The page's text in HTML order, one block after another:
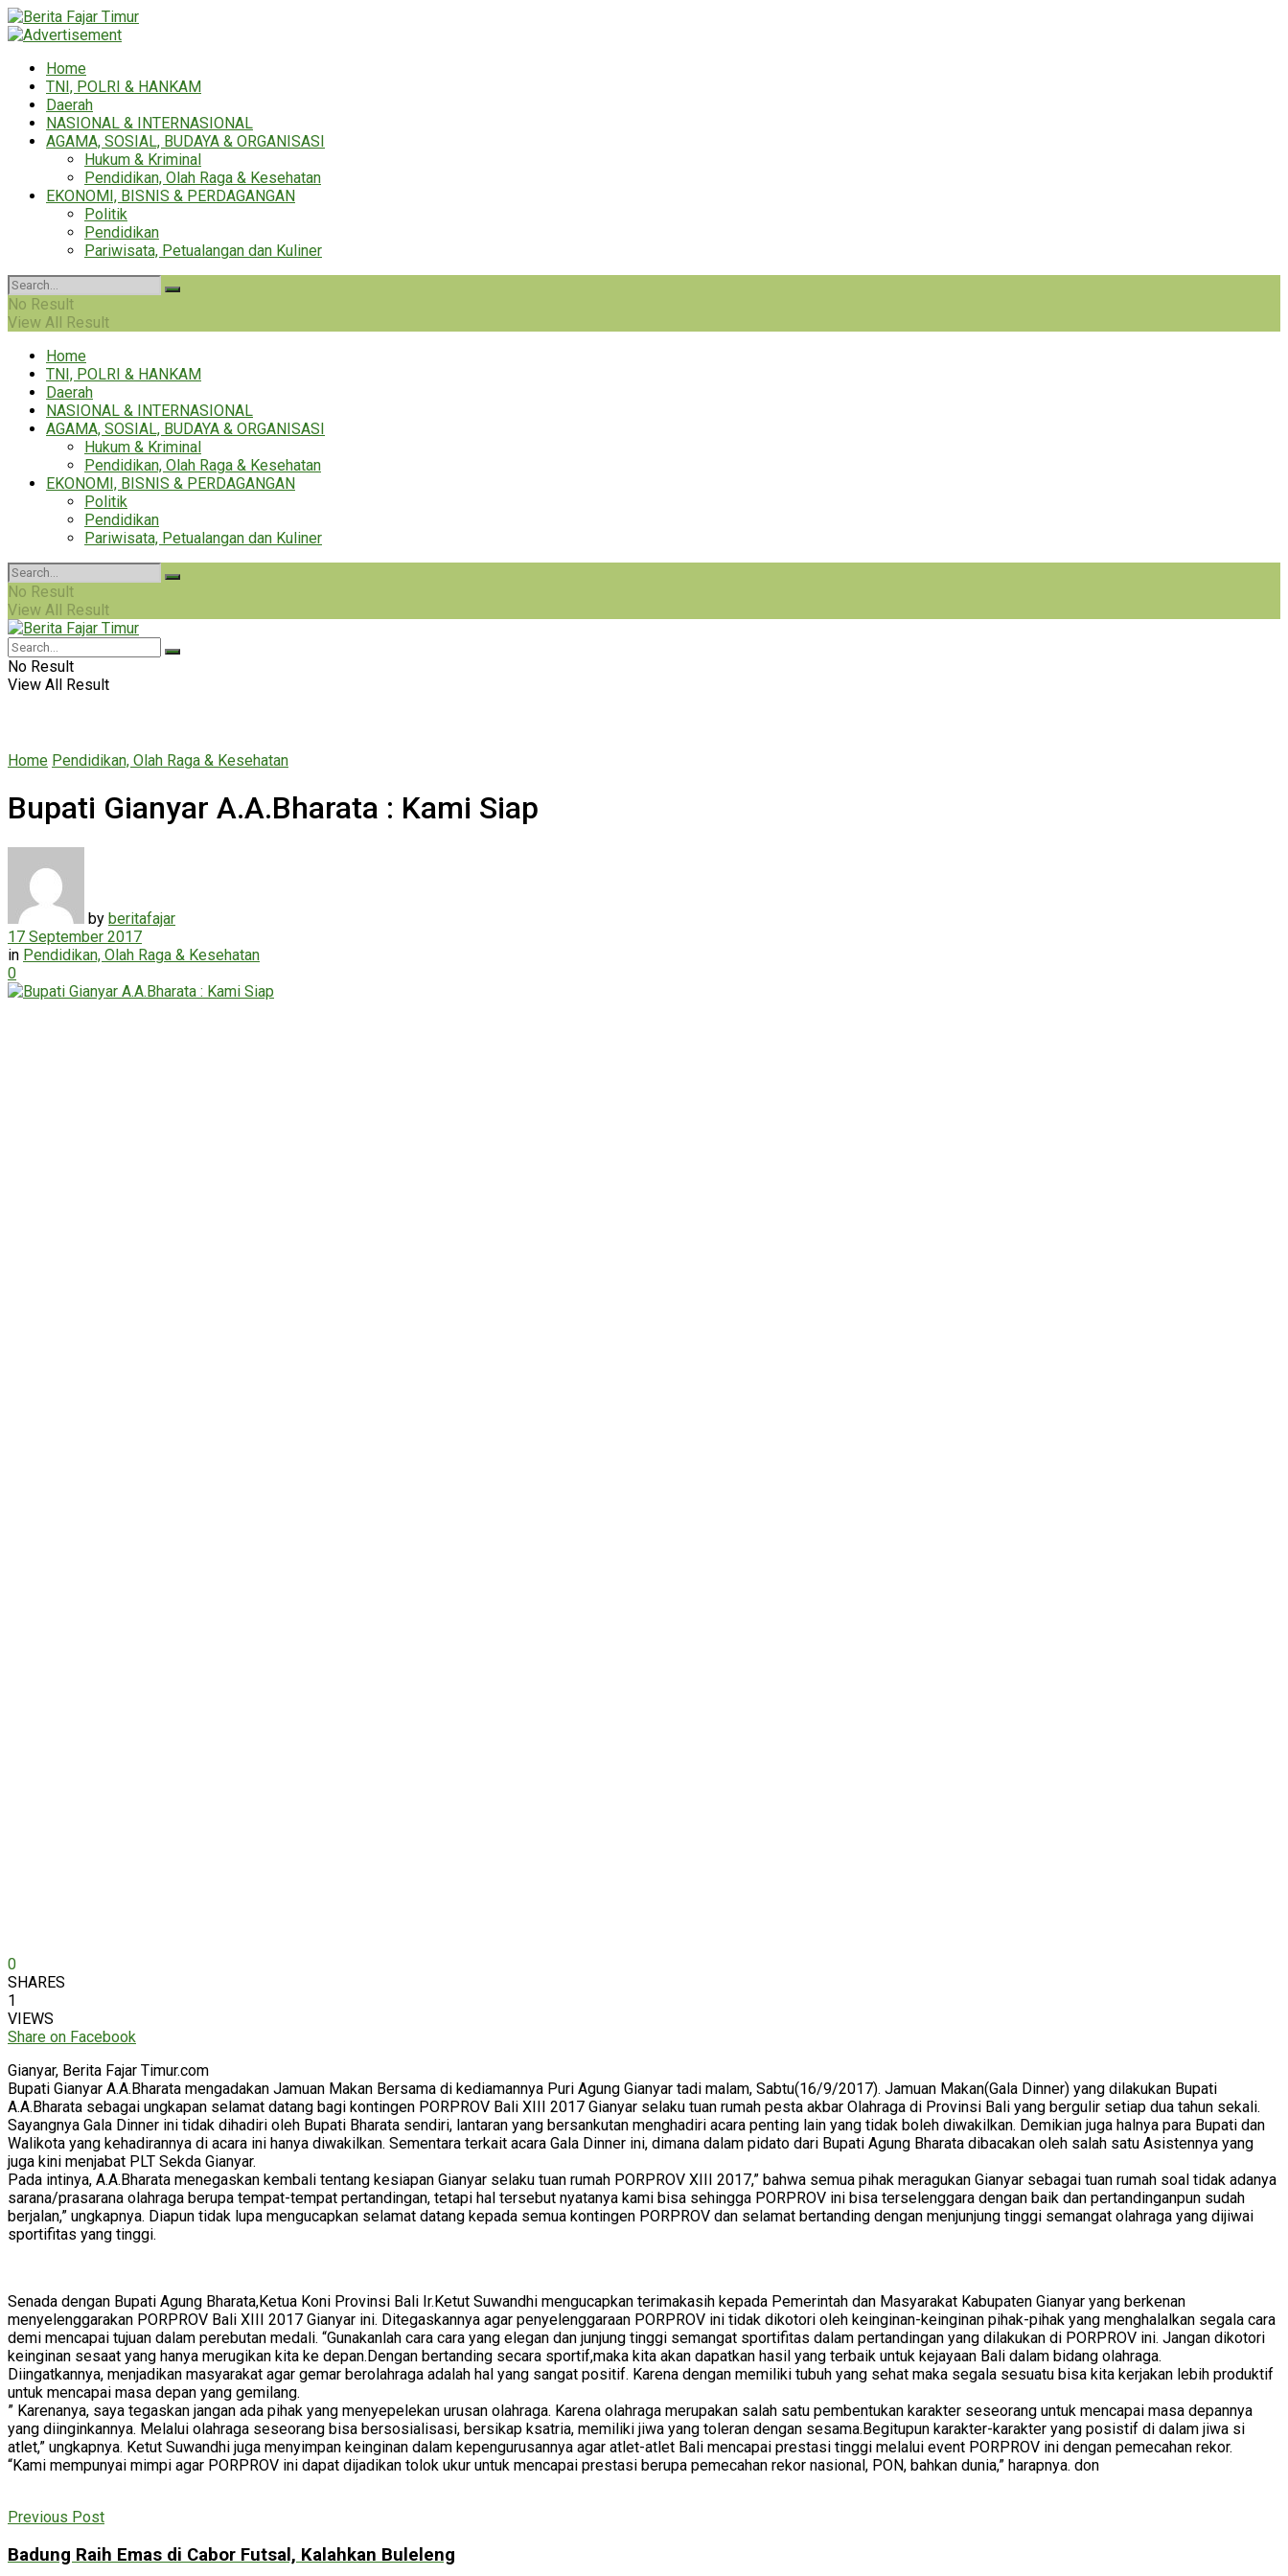
Home
TNI, POLRI & HANKAM
Daerah
NASIONAL & INTERNASIONAL
AGAMA, SOSIAL, BUDAYA & ORGANISASI
Hukum & Kriminal
Pendidikan, Olah Raga & Kesehatan
EKONOMI, BISNIS & PERDAGANGAN
Politik
Pendidikan
Pariwisata, Petualangan dan Kuliner
No Result
View All Result
Home
TNI, POLRI & HANKAM
Daerah
NASIONAL & INTERNASIONAL
AGAMA, SOSIAL, BUDAYA & ORGANISASI
Hukum & Kriminal
Pendidikan, Olah Raga & Kesehatan
EKONOMI, BISNIS & PERDAGANGAN
Politik
Pendidikan
Pariwisata, Petualangan dan Kuliner
No Result
View All Result
No Result
View All Result
Home Pendidikan, Olah Raga & Kesehatan
Bupati Gianyar A.A.Bharata : Kami Siap
by beritafajar
17 September 2017
in Pendidikan, Olah Raga & Kesehatan
0
0
SHARES
1
VIEWS
Share on Facebook
Gianyar, Berita Fajar Timur.com
Bupati Gianyar A.A.Bharata mengadakan Jamuan Makan Bersama di kediamannya Puri Agung Gianyar tadi malam, Sabtu(16/9/2017). Jamuan Makan(Gala Dinner) yang dilakukan Bupati
A.A.Bharata sebagai ungkapan selamat datang bagi kontingen PORPROV Bali XIII 2017 Gianyar selaku tuan rumah pesta akbar Olahraga di Provinsi Bali yang bergulir setiap dua tahun sekali.
Sayangnya Gala Dinner ini tidak dihadiri oleh Bupati Bharata sendiri, lantaran yang bersankutan menghadiri acara penting lain yang tidak boleh diwakilkan. Demikian juga halnya para Bupati dan
Walikota yang kehadirannya di acara ini hanya diwakilkan. Sementara terkait acara Gala Dinner ini, dimana dalam pidato dari Bupati Agung Bharata dibacakan oleh salah satu Asistennya yang
juga kini menjabat PLT Sekda Gianyar.
Pada intinya, A.A.Bharata menegaskan kembali tentang kesiapan Gianyar selaku tuan rumah PORPROV XIII 2017,” bahwa semua pihak meragukan Gianyar sebagai tuan rumah soal tidak adanya
sarana/prasarana olahraga berupa tempat-tempat pertandingan, tetapi hal tersebut nyatanya kami bisa sehingga PORPROV ini bisa terselenggara dengan baik dan pertandinganpun sudah
berjalan,” ungkapnya. Diapun tidak lupa mengucapkan selamat datang kepada semua kontingen PORPROV dan selamat bertanding dengan menjunjung tinggi semangat olahraga yang dijiwai
sportifitas yang tinggi.
Senada dengan Bupati Agung Bharata,Ketua Koni Provinsi Bali Ir.Ketut Suwandhi mengucapkan terimakasih kepada Pemerintah dan Masyarakat Kabupaten Gianyar yang berkenan
menyelenggarakan PORPROV Bali XIII 2017 Gianyar ini. Ditegaskannya agar penyelenggaraan PORPROV ini tidak dikotori oleh keinginan-keinginan pihak-pihak yang menghalalkan segala cara
demi mencapai tujuan dalam perebutan medali. “Gunakanlah cara cara yang elegan dan junjung tinggi semangat sportifitas dalam pertandingan yang dilakukan di PORPROV ini. Jangan dikotori
keinginan sesaat yang hanya merugikan kita ke depan.Dengan bertanding secara sportif,maka kita akan dapatkan hasil yang terbaik untuk kejayaan Bali dalam bidang olahraga.
Diingatkannya, menjadikan masyarakat agar gemar berolahraga adalah hal yang sangat positif. Karena dengan memiliki tubuh yang sehat maka segala sesuatu bisa kita kerjakan lebih produktif
untuk mencapai masa depan yang gemilang.
” Karenanya, saya tegaskan jangan ada pihak yang menyepelekan urusan olahraga. Karena olahraga merupakan salah satu pembentukan karakter seseorang untuk mencapai masa depannya
yang diinginkannya. Melalui olahraga seseorang bisa bersosialisasi, bersikap ksatria, memiliki jiwa yang toleran dengan sesama.Begitupun karakter-karakter yang posistif di dalam jiwa si
atlet,” ungkapnya. Ketut Suwandhi juga menyimpan keinginan dalam kepengurusannya agar atlet-atlet Bali mencapai prestasi tinggi melalui event PORPROV ini dengan pemecahan rekor.
“Kami mempunyai mimpi agar PORPROV ini dapat dijadikan tolok ukur untuk mencapai prestasi berupa pemecahan rekor nasional, PON, bahkan dunia,” harapnya. don
Previous Post
Badung Raih Emas di Cabor Futsal, Kalahkan Buleleng